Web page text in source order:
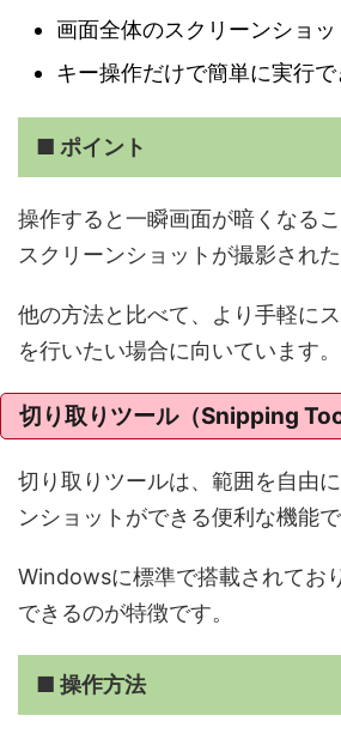
画面全体のスクリーンショ
キー操作だけで簡単に実行で
■ ポイント
操作すると一瞬画面が暗くなる
スクリーンショットが撮影された
他の方法と比べて、より手軽に
を行いたい場合に向いています。
切り取りツール（Snipping
切り取りツールは、範囲を自由
ンショットができる便利な機能で
Windowsに標準で搭載されてお
できるのが特徴です。
■ 操作方法